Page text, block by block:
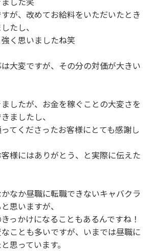
が、改めてお給料をいただいたとき
たし、
く思いましたね笑
大変ですが、その分の対価が大きい
したが、お金を稼ぐことの大変さを
ましたし、
てくださったお客様にとても感謝し
様にはありがとう、と実際に伝えた
なか昼職に転職できないキャバクラ
思いますが、
っかけになることもあるんですね！
ことも多いですが、いまでは昼職に
思っています。